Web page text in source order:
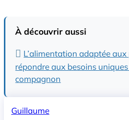
À découvrir aussi
L’alimentation adaptée aux
répondre aux besoins
compagnon
Guillaume